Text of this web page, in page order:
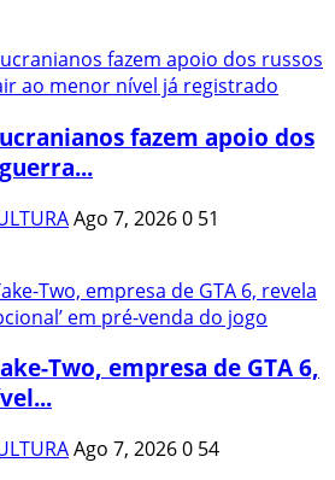
fazem apoio dos
Ago 7, 20260 51
Two, empresa de GTA 6,
Ago 7, 20260 54